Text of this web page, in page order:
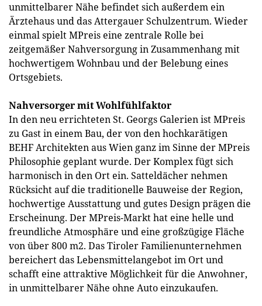
unmittelbarer Nähe befindet sich außerdem ein
Ärztehaus und das Attergauer Schulzentrum. Wieder
einmal spielt MPreis eine zentrale Rolle bei
zeitgemäßer Nahversorgung in Zusammenhang mit
hochwertigem Wohnbau und der Belebung eines
Ortsgebiets.
Nahversorger mit Wohlfühlfaktor
In den neu errichteten St. Georgs Galerien ist MPreis
zu Gast in einem Bau, der von den hochkarätigen
BEHF Architekten aus Wien ganz im Sinne der MPreis
Philosophie geplant wurde. Der Komplex fügt sich
harmonisch in den Ort ein. Satteldächer nehmen
Rücksicht auf die traditionelle Bauweise der Region,
hochwertige Ausstattung und gutes Design prägen die
Erscheinung. Der MPreis-Markt hat eine helle und
freundliche Atmosphäre und eine großzügige Fläche
von über 800 m2. Das Tiroler Familienunternehmen
bereichert das Lebensmittelangebot im Ort und
schafft eine attraktive Möglichkeit für die Anwohner,
in unmittelbarer Nähe ohne Auto einzukaufen.